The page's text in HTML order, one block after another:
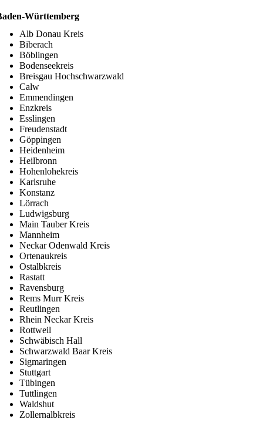
Württemberg
Alb Donau Kreis
Biberach
Böblingen
Bodenseekreis
Breisgau Hochschwarzwald
Calw
Emmendingen
Enzkreis
Esslingen
Freudenstadt
Göppingen
Heidenheim
Heilbronn
Hohenlohekreis
Karlsruhe
Konstanz
Lörrach
Ludwigsburg
Main Tauber Kreis
Mannheim
Neckar Odenwald Kreis
Ortenaukreis
Ostalbkreis
Rastatt
Ravensburg
Rems Murr Kreis
Reutlingen
Rhein Neckar Kreis
Rottweil
Schwäbisch Hall
Schwarzwald Baar Kreis
Sigmaringen
Stuttgart
Tübingen
Tuttlingen
Waldshut
Zollernalbkreis